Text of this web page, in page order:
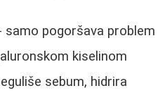
samo pogoršava problem
kiselinom
sebum, hidrira